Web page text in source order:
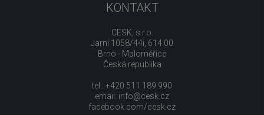
KONTAKT
CESK, s.r.o.
Jarní 1058/44i, 614 00
Brno - Maloměřice
Česká republika
tel.: +420 511 189 990
email: info@cesk.cz
facebook.com/cesk.cz